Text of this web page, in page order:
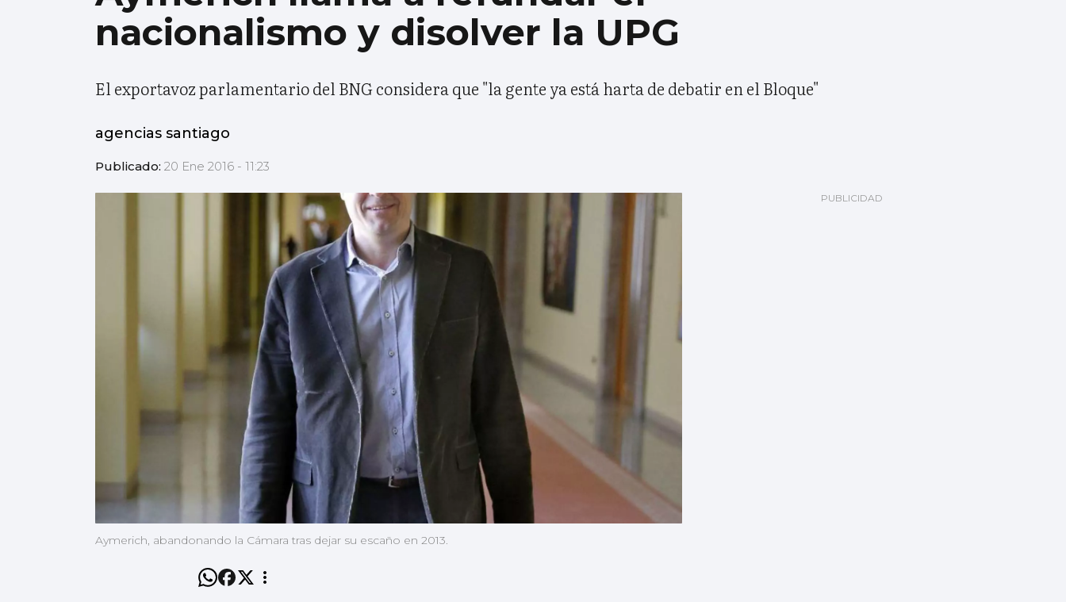
nacionalismo y disolver la UPG
El exportavoz parlamentario del BNG considera que "la gente ya está harta de debatir en el Bloque"
agencias santiago
Publicado: 20 Ene 2016 - 11:23
Aymerich, abandonando la Cámara tras dejar su escaño en 2013.